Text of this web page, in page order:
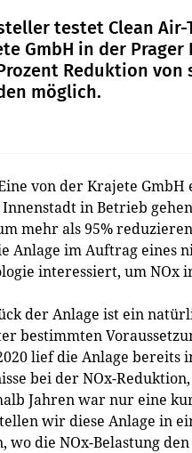
testet Clean Air-
GmbH in der
Reduktion von
möglich.
von der Krajete
in Betrieb
mehr als 95%
Anlage im Auftrag eines
interessiert, um NOx
der Anlage ist ein
bestimmten
lief die Anlage
bei der NOx-
Jahren war nur eine
wir diese Anlage in
wo die NOx-Belastung